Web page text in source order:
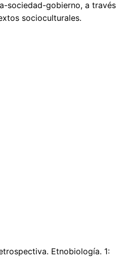
sociedad-gobierno, a través
socioculturales.
Etnobiología. 1: